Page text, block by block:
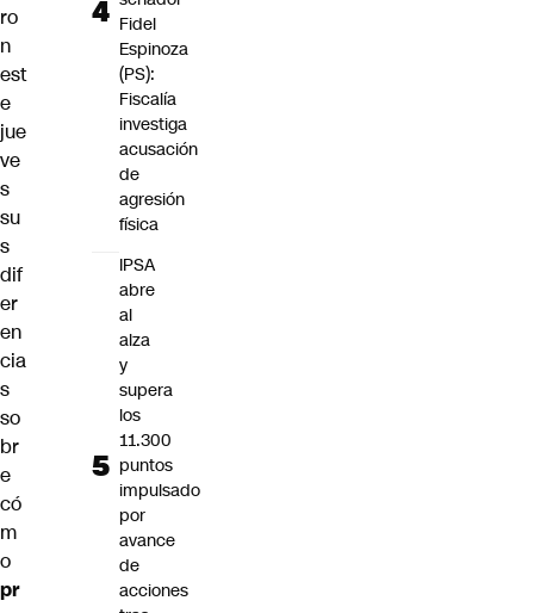
ro
n
est
e
jue
ve
s
su
s
dif
er
en
cia
s
so
br
e
có
m
o
pr
Fidel
Espinoza
(PS):
Fiscalía
investiga
acusación
de
agresión
física
IPSA
abre
al
alza
y
supera
los
11.300
puntos
impulsado
por
avance
de
acciones